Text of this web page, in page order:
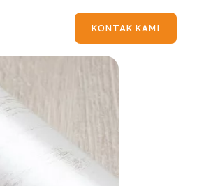
KONTAK KAMI